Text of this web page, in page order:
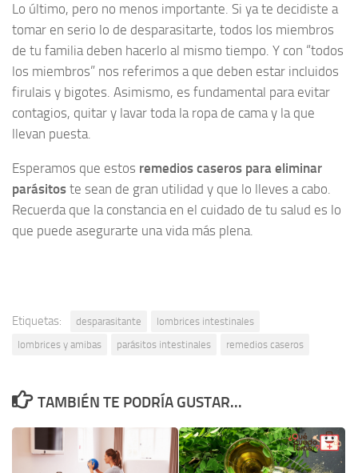
Lo último, pero no menos importante. Si ya te decidiste a
tomar en serio lo de desparasitarte, todos los miembros
de tu familia deben hacerlo al mismo tiempo. Y con “todos
los miembros” nos referimos a que deben estar incluidos
firulais y bigotes. Asimismo, es fundamental para evitar
contagios, quitar y lavar toda la ropa de cama y la que
llevan puesta.
Esperamos que estos remedios caseros para eliminar
parásitos te sean de gran utilidad y que lo lleves a cabo.
Recuerda que la constancia en el cuidado de tu salud es lo
que puede asegurarte una vida más plena.
Etiquetas: desparasitante
lombrices intestinales
lombrices y amibas
parásitos intestinales remedios caseros
TAMBIÉN TE PODRÍA GUSTAR...